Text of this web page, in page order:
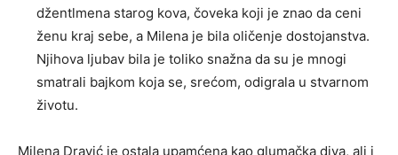
džentlmena starog kova, čoveka koji je znao da ceni
ženu kraj sebe, a Milena je bila oličenje dostojanstva.
Njihova ljubav bila je toliko snažna da su je mnogi
smatrali bajkom koja se, srećom, odigrala u stvarnom
životu.
Milena Dravić je ostala upamćena kao glumačka diva, ali i